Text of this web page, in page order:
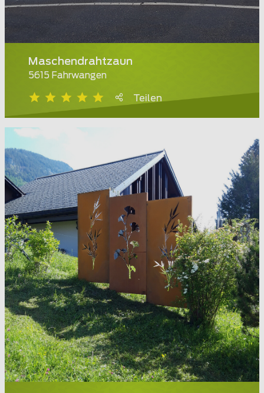
Maschendrahtzaun
5615 Fahrwangen
Teilen